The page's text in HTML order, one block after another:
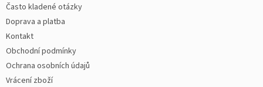
Často kladené otázky
Doprava a platba
Kontakt
Obchodní podmínky
Ochrana osobních údajů
Vrácení zboží